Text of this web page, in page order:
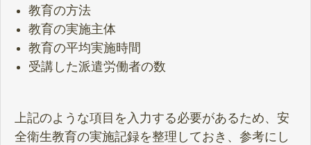
教育の方法
教育の実施主体
教育の平均実施時間
受講した派遣労働者の数
上記のような項目を入力する必要があるため、安
全衛生教育の実施記録を整理しておき、参考にし